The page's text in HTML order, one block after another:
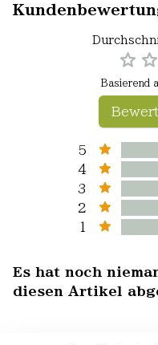
Basierend
5
4
3
2
1
Es hat noch
diesen Artikel